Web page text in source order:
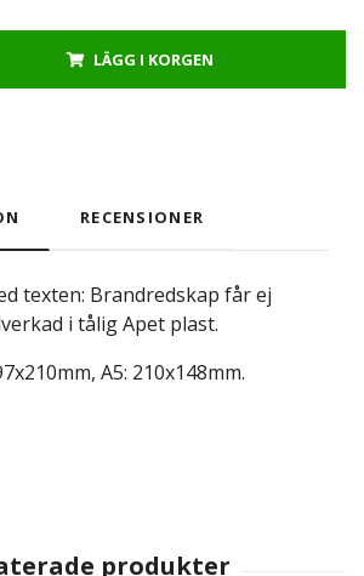
LÄGG I KORGEN
RECENSIONER
texten: Brandredskap får ej
i tålig Apet plast.
A5: 210x148mm.